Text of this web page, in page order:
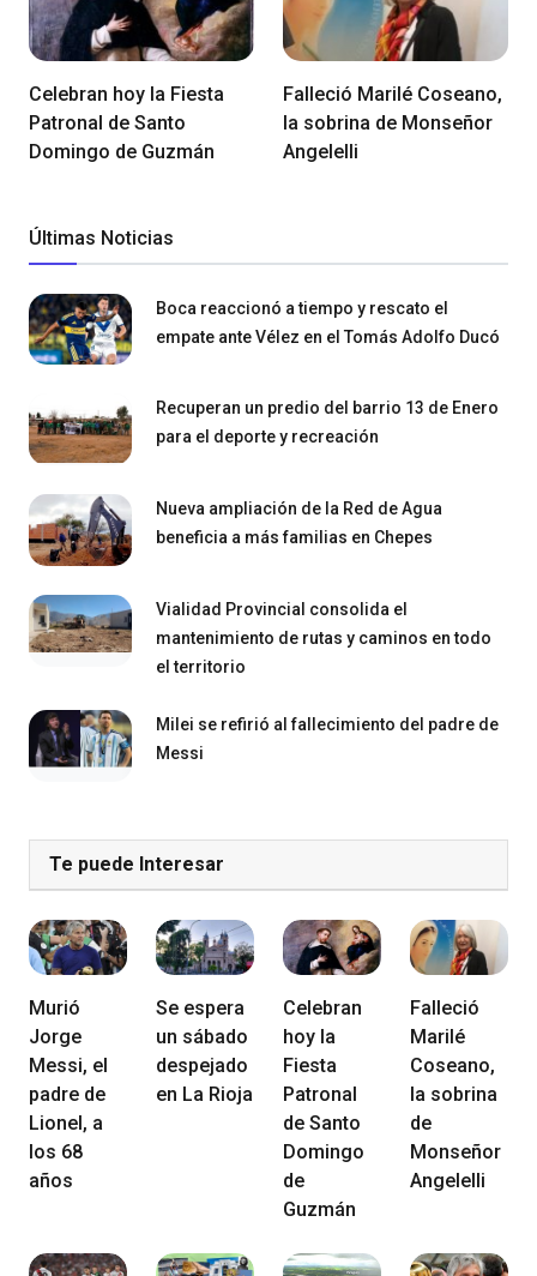
Celebran hoy la Fiesta
Patronal de Santo
Domingo de Guzmán
Falleció Marilé Coseano,
la sobrina de Monseñor
Angelelli
Últimas Noticias
Boca reaccionó a tiempo y rescato el
empate ante Vélez en el Tomás Adolfo Ducó
Recuperan un predio del barrio 13 de Enero
para el deporte y recreación
Nueva ampliación de la Red de Agua
beneficia a más familias en Chepes
Vialidad Provincial consolida el
mantenimiento de rutas y caminos en todo
el territorio
Milei se refirió al fallecimiento del padre de
Messi
Te puede Interesar
Murió
Jorge
Messi, el
padre de
Lionel, a
los 68
años
Se espera
un sábado
despejado
en La Rioja
Celebran
hoy la
Fiesta
Patronal
de Santo
Domingo
de
Guzmán
Falleció
Marilé
Coseano,
la sobrina
de
Monseñor
Angelelli